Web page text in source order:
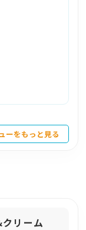
ーをもっと見る
リーム